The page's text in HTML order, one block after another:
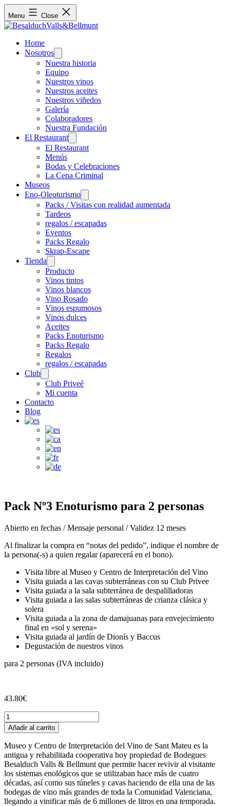
Menu Close
Home
Nosotros
menu
Nuestra historia
Equipo
Nuestros vinos
Nuestros aceites
Nuestros viñedos
Galería
Colaboradores
Nuestra Fundación
El Restaurant
menu
El Restaurant
Menús
Bodas y Celebraciones
La Cena Criminal
Museos
Eno-Oleoturismo
menu
Packs / Visitas con realidad aumentada
Tardeos
regalos / escapadas
Eventos
Packs Regalo
Skrap-Escape
Tienda
menu
Producto
Vinos tintos
Vinos blancos
Vino Rosado
Vinos espumosos
Vinos dulces
Aceites
Packs Enoturismo
Packs Regalo
Regalos
regalos / escapadas
Club
menu
Club Priveé
Mi cuenta
Contacto
Blog
Pack Nº3 Enoturismo para 2 personas
Abierto en fechas / Mensaje personal / Validez 12 meses
Al finalizar la compra en “notas del pedido”, indique el nombre de
la persona(-s) a quien regalar (aparecerá en el bono).
Visita libre al Museo y Centro de Interpretación del Vino
Visita guiada a las cavas subterráneas con su Club Privee
Visita guiada a la sala subterránea de despalilladoras
Visita guiada a las salas subterráneas de crianza clásica y
solera
Visita guiada a la zona de damajuanas para envejecimiento
final en «sol y serena»
Visita guiada al jardín de Dionís y Baccus
Degustación de nuestros vinos
para 2 personas (IVA incluido)
43.80€
Pack
Nº3
Enoturismo
para
2
personas
cantidad
Añadir al carrito
Museo y Centro de Interpretación del Vino de Sant Mateu es la
antigua y rehabilitada cooperativa hoy propiedad de Bodegues
Besalduch Valls & Bellmunt que permite hacer revivir al visitante
los sistemas enológicos que se utilizaban hace más de cuatro
décadas, así como sus túneles y cavas haciendo de ella una de las
bodegas de vino más grandes de toda la Comunidad Valenciana,
llegando a vinificar más de 6 millones de litros en una temporada.